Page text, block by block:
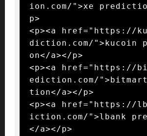
ion.com/">xe
p>
<p><a href="https://
diction.com/">kucoin
on</a></p>
<p><a href="https://
ediction.com/
tion</a></p>
<p><a href="https://
iction.com/">lbank
</a></p>